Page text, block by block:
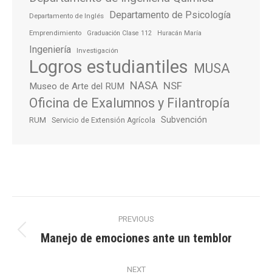
Departamento de Inglés Departamento de Psicología
Emprendimiento Graduación Clase 112 Huracán María
Ingeniería Investigación
Logros estudiantiles MUSA
Museo de Arte del RUM NASA NSF
Oficina de Exalumnos y Filantropía
RUM Servicio de Extensión Agrícola Subvención
navigation
PREVIOUS
Previous
Manejo de emociones ante un temblor
NEXT